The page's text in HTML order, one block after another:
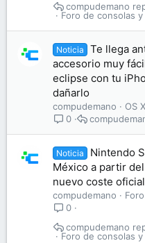
Foro de consolas
compudemano
Noticia
Te llega
accesorio muy
eclipse con tu
dañarlo
compudemano
OS X
0
Noticia
Nintendo
México a partir
nuevo coste oficial
compudemano
0
Foro de consolas
compudemano